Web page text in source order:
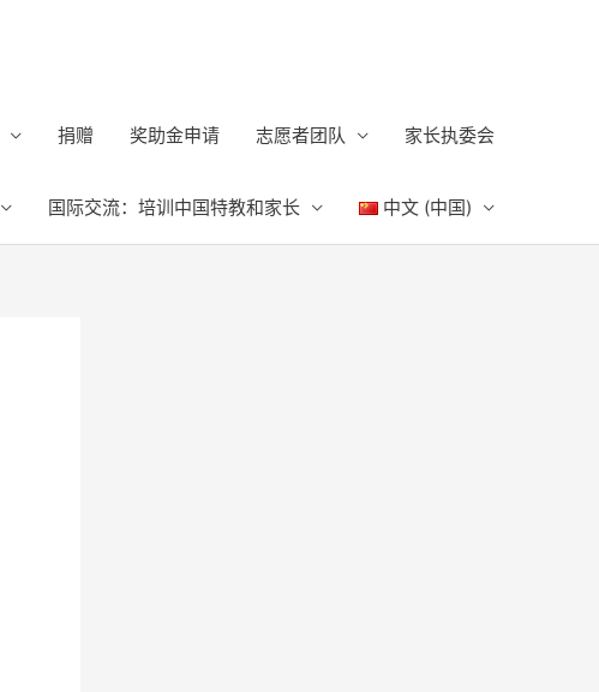
捐赠 奖助金申请 志愿者团队 家长执委会
国际交流：培训中国特教和家长 中文 (中国)